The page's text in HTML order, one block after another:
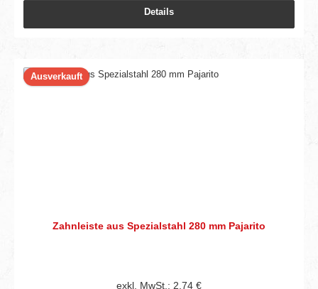
Details
Ausverkauft
Zahnleiste aus Spezialstahl 280 mm Pajarito
exkl. MwSt.: 2,74 €